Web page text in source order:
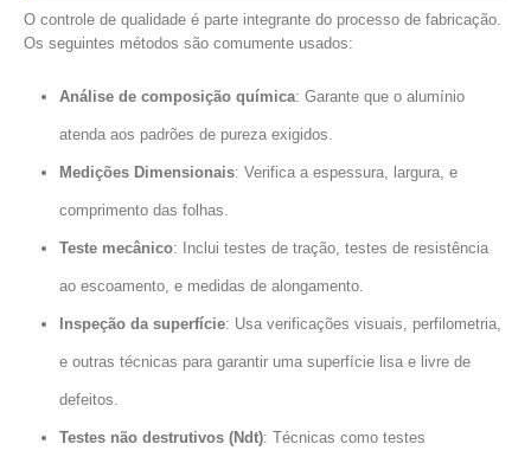
O controle de qualidade é parte integrante do processo de fabricação.
Os seguintes métodos são comumente usados:
Análise de composição química: Garante que o alumínio
atenda aos padrões de pureza exigidos.
Medições Dimensionais: Verifica a espessura, largura, e
comprimento das folhas.
Teste mecânico: Inclui testes de tração, testes de resistência
ao escoamento, e medidas de alongamento.
Inspeção da superfície: Usa verificações visuais, perfilometria,
e outras técnicas para garantir uma superfície lisa e livre de
defeitos.
Testes não destrutivos (Ndt): Técnicas como testes